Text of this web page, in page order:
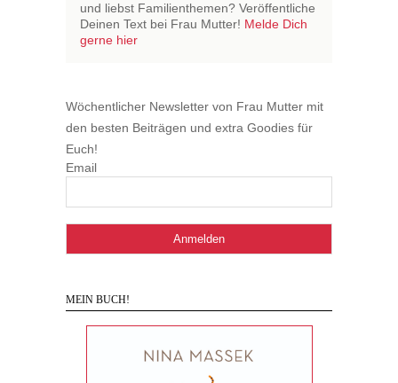
und liebst Familienthemen? Veröffentliche
Deinen Text bei Frau Mutter! Melde Dich
gerne hier
Wöchentlicher Newsletter von Frau Mutter mit
den besten Beiträgen und extra Goodies für
Euch!
Email
MEIN BUCH!